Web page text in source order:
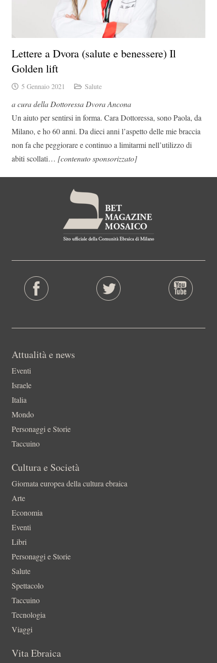
Lettere a Dvora (salute e benessere) Il
Golden lift
5 Gennaio 2021 Salute
a cura della Dottoressa Dvora Ancona
Un aiuto per sentirsi in forma. Cara Dottoressa, sono Paola, da
Milano, e ho 60 anni. Da dieci anni l’aspetto delle mie braccia
non fa che peggiorare e continuo a limitarmi nell’utilizzo di
abiti scollati… [contenuto sponsorizzato]
Attualità e news
Eventi
Israele
Italia
Mondo
Personaggi e Storie
Taccuino
Cultura e Società
Giornata europea della cultura ebraica
Arte
Economia
Eventi
Libri
Personaggi e Storie
Salute
Spettacolo
Taccuino
Tecnologia
Viaggi
Vita Ebraica